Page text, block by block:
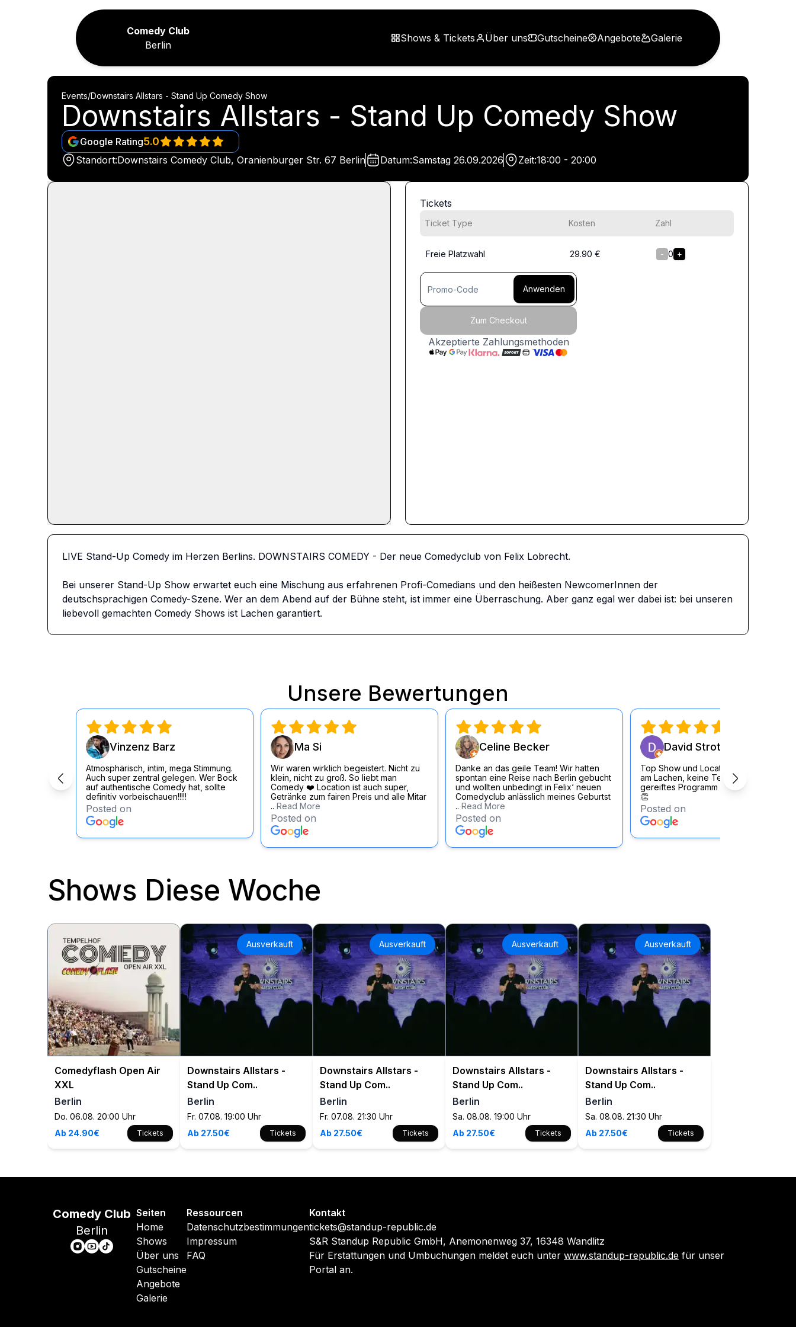
Comedy Club
Berlin
Shows & Tickets Über uns Gutscheine Angebote Galerie
Events/Downstairs Allstars - Stand Up Comedy Show
Downstairs Allstars - Stand Up Comedy Show
Google Rating5.0
Standort:Downstairs Comedy Club, Oranienburger Str. 67 Berlin Datum:Samstag 26.09.2026 Zeit:18:00 - 20:00
Tickets
Ticket Type Kosten Zahl
Freie Platzwahl 29.90 € - 0 +
Anwenden
Zum Checkout
Akzeptierte Zahlungsmethoden
LIVE Stand-Up Comedy im Herzen Berlins. DOWNSTAIRS COMEDY - Der neue Comedyclub von Felix Lobrecht.
Bei unserer Stand-Up Show erwartet euch eine Mischung aus erfahrenen Profi-Comedians und den heißesten NewcomerInnen der
deutschsprachigen Comedy-Szene. Wer an dem Abend auf der Bühne steht, ist immer eine Überraschung. Aber ganz egal wer dabei ist: bei unseren
liebevoll gemachten Comedy Shows ist Lachen garantiert.
Unsere Bewertungen
Vinzenz Barz
Atmosphärisch, intim, mega Stimmung.
Auch super zentral gelegen. Wer Bock
auf authentische Comedy hat, sollte
definitiv vorbeischauen!!!!!
Posted on
Ma Si
Wir waren wirklich begeistert. Nicht zu
klein, nicht zu groß. So liebt man
Comedy ❤️ Location ist auch super,
Getränke zum fairen Preis und alle Mitar
.. Read More
Posted on
Celine Becker
Danke an das geile Team! Wir hatten
spontan eine Reise nach Berlin gebucht
und wollten unbedingt in Felix‘ neuen
Comedyclub anlässlich meines Geburtst
.. Read More
Posted on
David Strott
Top Show und Location, durchgängig
am Lachen, keine Testouts sondern
gereiftes Programm der KünstlerInnen
👏
Posted on
Shows Diese Woche
Comedyflash Open Air
XXL
Berlin
Do. 06.08. 20:00 Uhr
Ab 24.90€
Tickets
Ausverkauft
Downstairs Allstars -
Stand Up Com..
Berlin
Fr. 07.08. 19:00 Uhr
Ab 27.50€
Tickets
Ausverkauft
Downstairs Allstars -
Stand Up Com..
Berlin
Fr. 07.08. 21:30 Uhr
Ab 27.50€
Tickets
Ausverkauft
Downstairs Allstars -
Stand Up Com..
Berlin
Sa. 08.08. 19:00 Uhr
Ab 27.50€
Tickets
Ausverkauft
Downstairs Allstars -
Stand Up Com..
Berlin
Sa. 08.08. 21:30 Uhr
Ab 27.50€
Tickets
Comedy Club
Berlin
Seiten
Home
Shows
Über uns
Gutscheine
Angebote
Galerie
Ressourcen
Datenschutzbestimmungen
Impressum
FAQ
Kontakt
tickets@standup-republic.de
S&R Standup Republic GmbH, Anemonenweg 37, 16348 Wandlitz
Für Erstattungen und Umbuchungen meldet euch unter www.standup-republic.de für unser
Portal an.